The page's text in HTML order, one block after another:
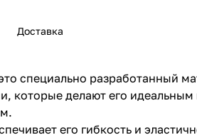
Доставка
специально разработанный
которые делают его
его гибкость и